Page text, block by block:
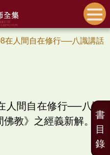
在人間自在修行──八識講話
人間自在修行──八識
教》之經義新解。
書
目
錄